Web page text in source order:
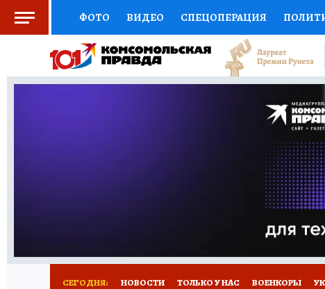
ФОТО ВИДЕО СПЕЦОПЕРАЦИЯ
СОЦПОДДЕРЖКА НАУКА СПОРТ
ВЫБОР ЭКСПЕРТОВ ДОКТОР ФИНАНСЫ
ПРОГНОЗЫ НА СПОРТ
НОВОЕ НА
СЕГОДНЯ: НОВОСТИ ТОЛЬКО У НАС ВОЕНКОРЫ